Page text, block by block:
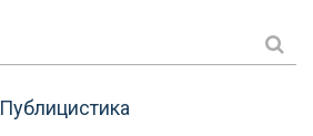
Публицистика